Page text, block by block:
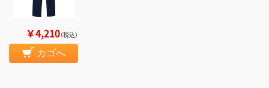
￥4,210（税込）
カゴへ